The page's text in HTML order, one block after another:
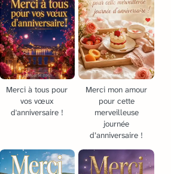
Merci à tous pour
vos vœux
d'anniversaire !
Merci mon amour
pour cette
merveilleuse
journée
d’anniversaire !